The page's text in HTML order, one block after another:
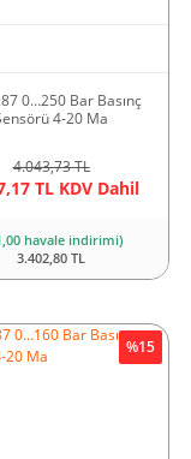
0…250 Bar Basınç
4-20 Ma
4.043,73 TL
TL KDV Dahil
havale indirimi)
3.402,80 TL
%15